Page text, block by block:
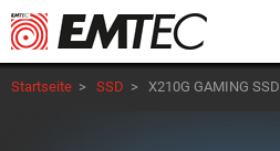
Direkt
zum
Inhalt
Startseite > SSD > X210G GAMING SSD